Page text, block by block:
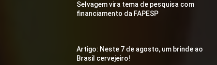
Selvagem vira tema de pesquisa com
financiamento da FAPESP
Artigo: Neste 7 de agosto, um brinde ao
Brasil cervejeiro!